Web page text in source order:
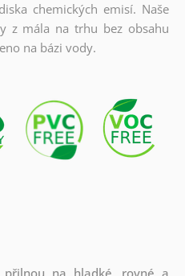
chemických emisí. Naše
z mála na trhu bez obsahu
na bázi vody.
přilnou na hladké, rovné a